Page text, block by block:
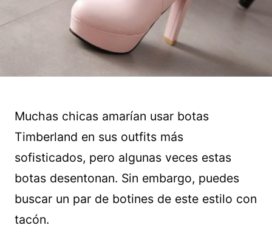
Muchas chicas amarían usar botas
Timberland en sus outfits más
sofisticados, pero algunas veces estas
botas desentonan. Sin embargo, puedes
buscar un par de botines de este estilo con
tacón.